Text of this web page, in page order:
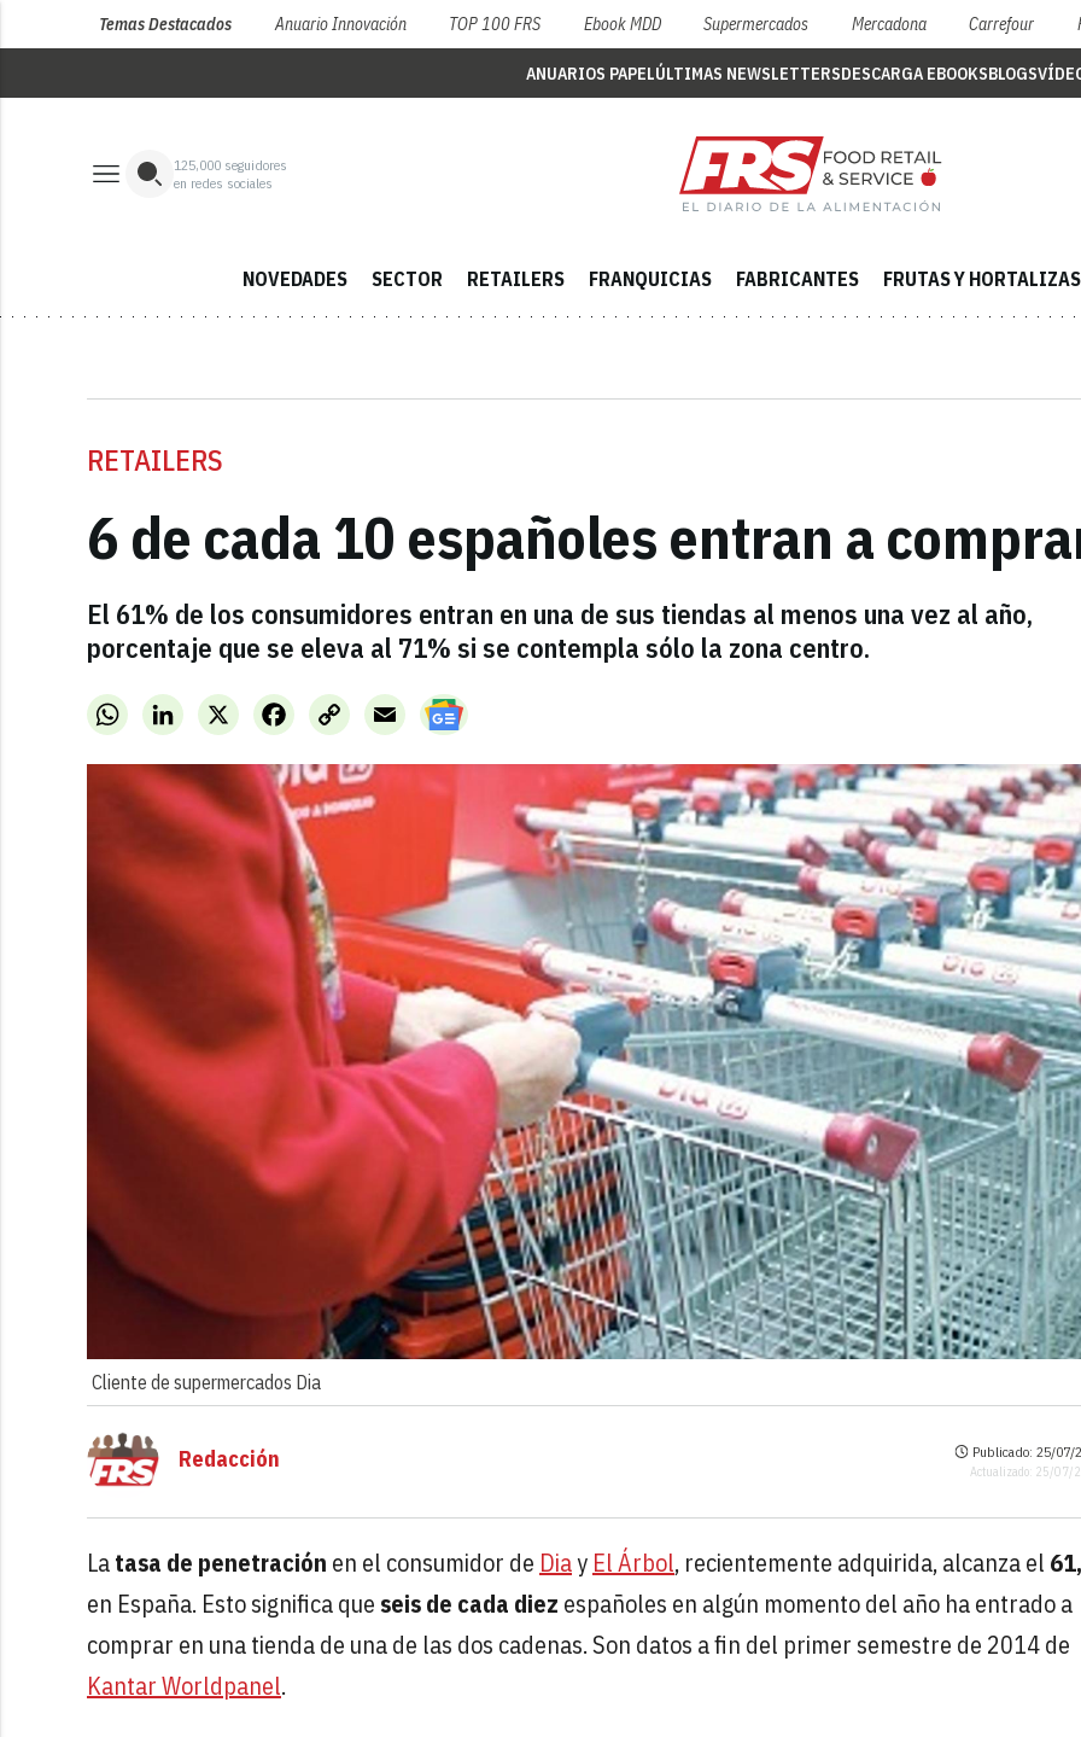
Temas Destacados Anuario Innovación TOP 100 FRS Ebook MDD Supermercados Mercadona Carrefour
ANUARIOS PAPELÚLTIMAS NEWSLETTERSDESCARGA EBOOKSBLOGS
125,000 seguidores
en redes sociales
NOVEDADES SECTOR RETAILERS FRANQUICIAS FABRICANTES FRUTAS Y HORTALIZAS
RETAILERS
6 de cada 10 españoles entran a
El 61% de los consumidores entran en una de sus tiendas al menos una vez al año,
porcentaje que se eleva al 71% si se contempla sólo la zona centro.
WhatsAppLinkedInX FacebookCopy
Link
Email
Cliente de supermercados Dia
Redacción Publicado: 25/07/
Actualizado: 25/07/
Latasa de penetración en el consumidor de Diay El Árbol, recientemente adquirida, alcanza el
en España. Esto significa que seis de cada diez españoles en algún momento del año ha entrado a
comprar en una tienda de una de las dos cadenas. Son datos a fin del primer semestre de 2014 de
Kantar Worldpanel.